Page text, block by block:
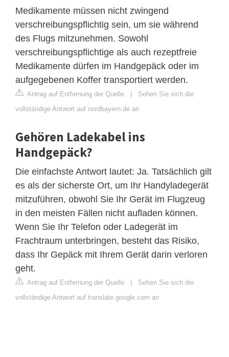
Medikamente müssen nicht zwingend
verschreibungspflichtig sein, um sie während
des Flugs mitzunehmen. Sowohl
verschreibungspflichtige als auch rezeptfreie
Medikamente dürfen im Handgepäck oder im
aufgegebenen Koffer transportiert werden.
Antrag auf Entfernung der Quelle | Sehen Sie sich die
vollständige Antwort auf nordbayern.de an
Gehören Ladekabel ins
Handgepäck?
Die einfachste Antwort lautet: Ja. Tatsächlich gilt
es als der sicherste Ort, um Ihr Handyladegerät
mitzuführen, obwohl Sie Ihr Gerät im Flugzeug
in den meisten Fällen nicht aufladen können.
Wenn Sie Ihr Telefon oder Ladegerät im
Frachtraum unterbringen, besteht das Risiko,
dass Ihr Gepäck mit Ihrem Gerät darin verloren
geht.
Antrag auf Entfernung der Quelle | Sehen Sie sich die
vollständige Antwort auf translate.google.com an